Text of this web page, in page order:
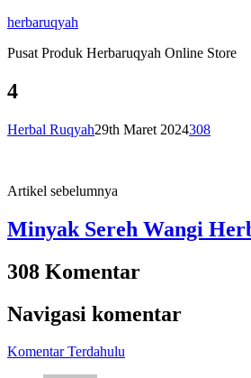
herbaruqyah
Pusat Produk Herbaruqyah Online Store
4
Herbal Ruqyah29th Maret 2024308
Artikel sebelumnya
Minyak Sereh Wangi
308 Komentar
Navigasi komentar
Komentar Terdahulu